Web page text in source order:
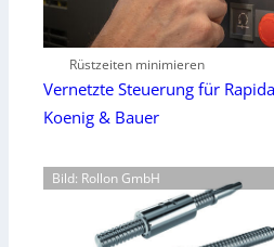
Rüstzeiten minimieren
Vernetzte Steuerung für
Koenig & Bauer
Bild: Rollon GmbH